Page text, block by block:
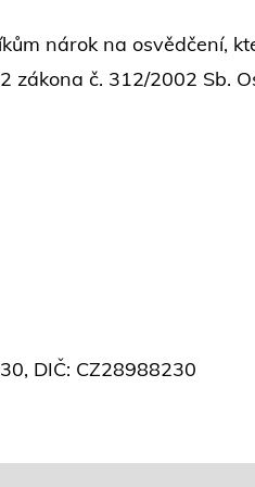
nárok na osvědčení,
zákona č. 312/2002 Sb.
DIČ: CZ28988230